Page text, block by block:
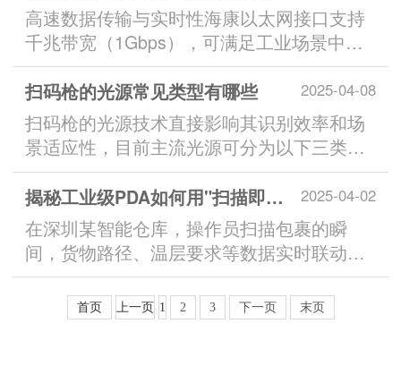
高速数据传输与实时性‌海康以太网接口支持
千兆带宽（1Gbps），可满足工业场景中每
秒90个码的高速解...
2025-04-08
扫码枪的光源常见类型有哪些
扫码枪的光源技术直接影响其识别效率和场
景适应性，目前主流光源可分为以下三类：
1. LED光源（红光/...
2025-04-02
揭秘工业级PDA如何用"扫描即决策"改变30个行业
在深圳某智能仓库，操作员扫描包裹的瞬
间，货物路径、温层要求等数据实时联动调
度系统；上海某急诊科通过腕...
首页 上一页 1 2 3 下一页 末页